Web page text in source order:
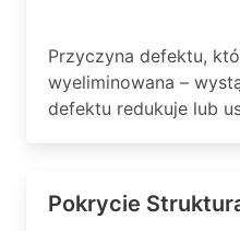
Przyczyna defektu,
wyeliminowana –
defektu redukuje lub
Pokrycie